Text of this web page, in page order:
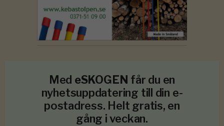
Med eSKOGEN får du en
nyhetsuppdatering till din e-
postadress. Helt gratis, en
gång i veckan.